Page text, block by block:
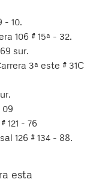
- 10.
106 # 15ª - 32.
sur.
3ª este # 31C
09
121 - 76
126 # 134 - 88.
esta